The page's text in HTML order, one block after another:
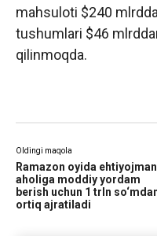
mahsuloti $240
tushumlari $46
qilinmoqda.
Oldingi maqola
Ramazon oyida
aholiga moddiy yordam
berish uchun 1 trln
ortiq ajratiladi